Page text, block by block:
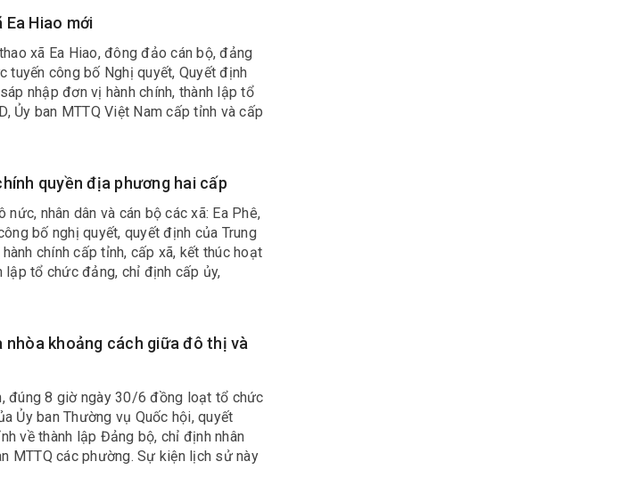
Ea Hiao mới
xã Ea Hiao, đông đảo cán bộ, đảng
tuyến công bố Nghị quyết, Quyết định
nhập đơn vị hành chính, thành lập tổ
Ủy ban MTTQ Việt Nam cấp tỉnh và cấp
quyền địa phương hai cấp
nhân dân và cán bộ các xã: Ea Phê,
bố nghị quyết, quyết định của Trung
chính cấp tỉnh, cấp xã, kết thúc hoạt
lập tổ chức đảng, chỉ định cấp ủy,
khoảng cách giữa đô thị và
đúng 8 giờ ngày 30/6 đồng loạt tổ chức
Ủy ban Thường vụ Quốc hội, quyết
về thành lập Đảng bộ, chỉ định nhân
MTTQ các phường. Sự kiện lịch sử này